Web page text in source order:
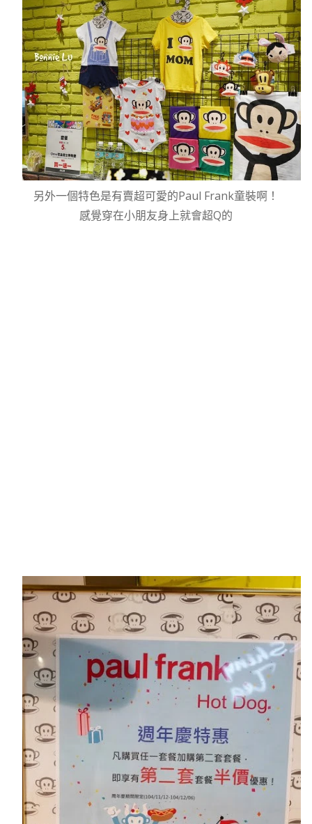
另外一個特色是有賣超可愛的Paul Frank童裝啊！
感覺穿在小朋友身上就會超Q的